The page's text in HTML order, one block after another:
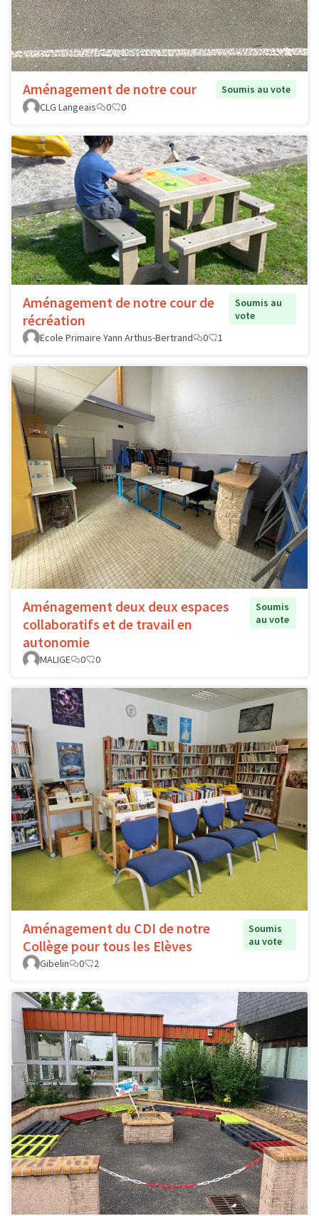
Aménagement de notre cour
Soumis au vote
CLG Langeais
0 0
Aménagement de notre cour de
récréation
Soumis au
vote
Ecole Primaire Yann Arthus-Bertrand
0 1
Aménagement deux deux espaces
collaboratifs et de travail en
autonomie
Soumis
au vote
MALIGE 0 0
Aménagement du CDI de notre
Collège pour tous les Elèves
Soumis
au vote
Gibelin
0 2